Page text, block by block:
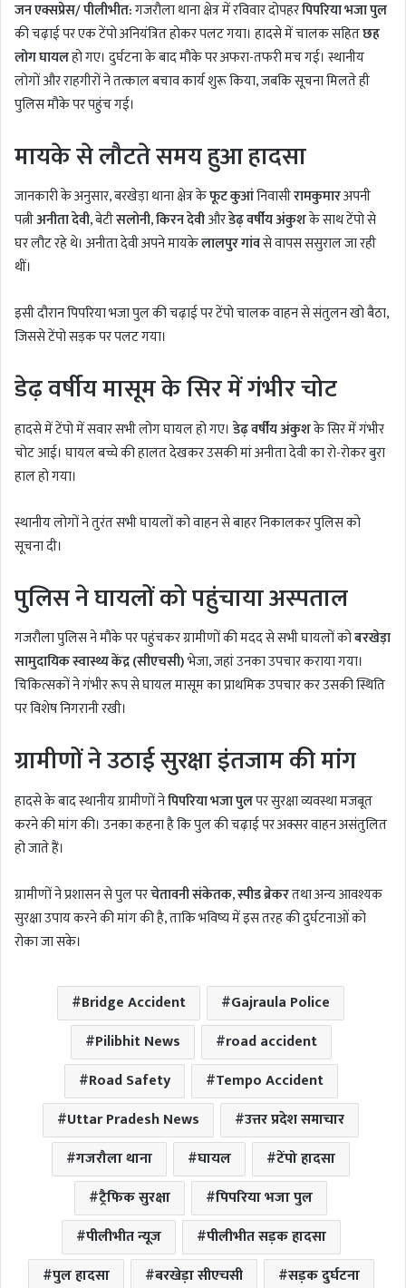
जन एक्सप्रेस/ पीलीभीत:गजरौला थाना क्षेत्र में रविवार दोपहरपिपरिया भजा पुल
की चढ़ाई पर एक टेंपो अनियंत्रित होकर पलट गया। हादसे में चालक सहितछह
लोग घायलहो गए। दुर्घटना के बाद मौके पर अफरा-तफरी मच गई। स्थानीय
लोगों और राहगीरों ने तत्काल बचाव कार्य शुरू किया, जबकि सूचना मिलते ही
पुलिस मौके पर पहुंच गई।
मायके से लौटते समय हुआ हादसा
जानकारी के अनुसार, बरखेड़ा थाना क्षेत्र केफूट कुआंनिवासीरामकुमारअपनी
पत्नीअनीता देवी, बेटीसलोनी,किरन देवीऔरडेढ़ वर्षीय अंकुशके साथ टेंपो से
घर लौट रहे थे। अनीता देवी अपने मायकेलालपुर गांवसे वापस ससुराल जा रही
थीं।
इसी दौरान पिपरिया भजा पुल की चढ़ाई पर टेंपो चालक वाहन से संतुलन खो बैठा,
जिससे टेंपो सड़क पर पलट गया।
डेढ़ वर्षीय मासूम के सिर में गंभीर चोट
हादसे में टेंपो में सवार सभी लोग घायल हो गए। डेढ़ वर्षीय अंकुशके सिर में गंभीर
चोट आई। घायल बच्चे की हालत देखकर उसकी मां अनीता देवी का रो-रोकर बुरा
हाल हो गया।
स्थानीय लोगों ने तुरंत सभी घायलों को वाहन से बाहर निकालकर पुलिस को
सूचना दी।
पुलिस ने घायलों को पहुंचाया अस्पताल
गजरौला पुलिस ने मौके पर पहुंचकर ग्रामीणों की मदद से सभी घायलों कोबरखेड़ा
सामुदायिक स्वास्थ्य केंद्र (सीएचसी)भेजा, जहां उनका उपचार कराया गया।
चिकित्सकों ने गंभीर रूप से घायल मासूम का प्राथमिक उपचार कर उसकी स्थिति
पर विशेष निगरानी रखी।
ग्रामीणों ने उठाई सुरक्षा इंतजाम की मांग
हादसे के बाद स्थानीय ग्रामीणों नेपिपरिया भजा पुलपर सुरक्षा व्यवस्था मजबूत
करने की मांग की। उनका कहना है कि पुल की चढ़ाई पर अक्सर वाहन असंतुलित
हो जाते हैं।
ग्रामीणों ने प्रशासन से पुल परचेतावनी संकेतक,स्पीड ब्रेकरतथा अन्य आवश्यक
सुरक्षा उपाय करने की मांग की है, ताकि भविष्य में इस तरह की दुर्घटनाओं को
रोका जा सके।
Bridge Accident
Gajraula Police
Pilibhit News
road accident
Road Safety
Tempo Accident
Uttar Pradesh News
उत्तर प्रदेश समाचार
गजरौला थाना
घायल
टेंपो हादसा
ट्रैफिक सुरक्षा
पिपरिया भजा पुल
पीलीभीत न्यूज
पीलीभीत सड़क हादसा
पुल हादसा
बरखेड़ा सीएचसी सड़क दुर्घटना